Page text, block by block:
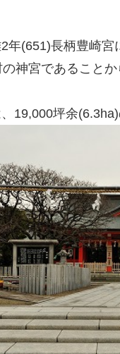
年(651)長柄豊崎宮
神宮であることか
19,000坪余